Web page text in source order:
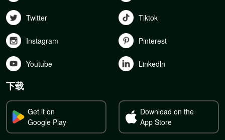
Twitter Tiktok
Instagram Pinterest
Youtube Linkedln
下载
Get it on
Google Play
Download on the
App Store